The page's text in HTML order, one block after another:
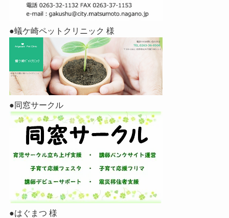
●蟻ケ崎ペットクリニック 様
●同窓サークル
●はぐまつ 様